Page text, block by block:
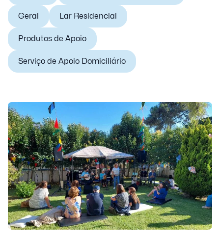
Geral Lar Residencial
Produtos de Apoio
Serviço de Apoio Domiciliário